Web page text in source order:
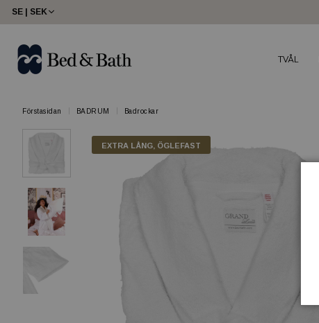
SE | SEK
TVÅL
Förstasidan BADRUM Badrockar
EXTRA LÅNG, ÖGLEFAST